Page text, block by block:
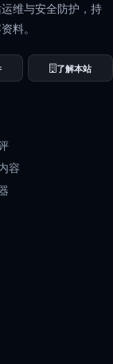
维与安全防护，持
料。
了解本站
容